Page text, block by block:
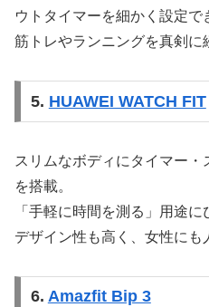
ウトタイマーを細かく設定で
筋トレやランニングを真剣に
5. HUAWEI WATCH FIT
スリムなボディにタイマー
を搭載。
「手軽に時間を測る」用途
デザイン性も高く、女性にも
6. Amazfit Bip 3